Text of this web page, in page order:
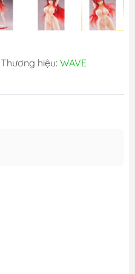
Thương hiệu: WAVE